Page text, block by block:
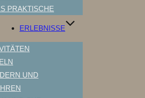
PRAKTISCHE
ERLEBNISSE
UND